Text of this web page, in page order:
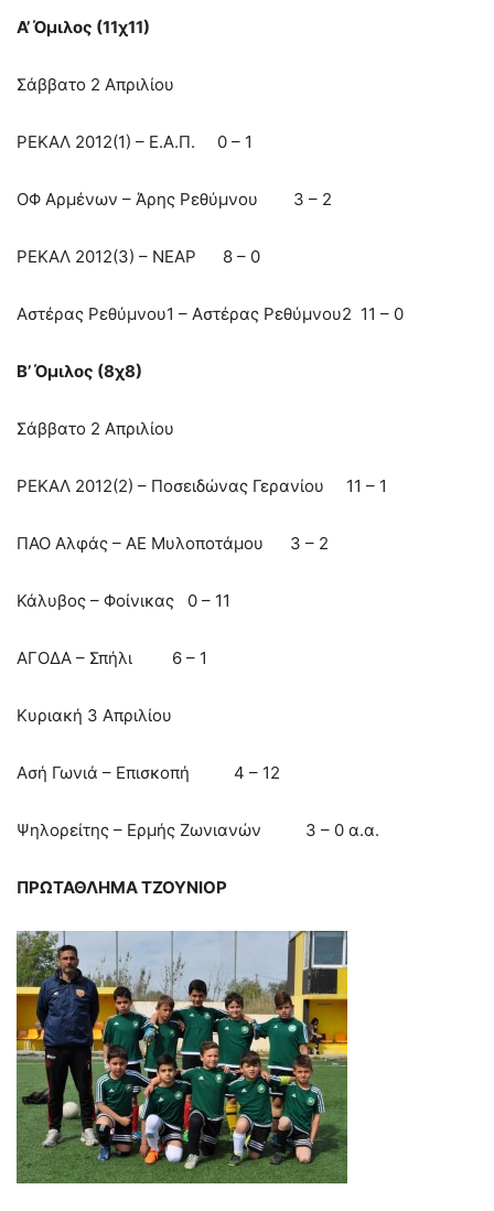
Α’ Όμιλος (11χ11)
Σάββατο 2 Απριλίου
ΡΕΚΑΛ 2012(1) – Ε.Α.Π. 0 – 1
ΟΦ Αρμένων – Άρης Ρεθύμνου 3 – 2
ΡΕΚΑΛ 2012(3) – ΝΕΑΡ 8 – 0
Αστέρας Ρεθύμνου1 – Αστέρας Ρεθύμνου2 11 – 0
Β’ Όμιλος (8χ8)
Σάββατο 2 Απριλίου
ΡΕΚΑΛ 2012(2) – Ποσειδώνας Γερανίου 11 – 1
ΠΑΟ Αλφάς – ΑΕ Μυλοποτάμου 3 – 2
Κάλυβος – Φοίνικας 0 – 11
ΑΓΟΔΑ – Σπήλι 6 – 1
Κυριακή 3 Απριλίου
Ασή Γωνιά – Επισκοπή 4 – 12
Ψηλορείτης – Ερμής Ζωνιανών 3 – 0 α.α.
ΠΡΩΤΑΘΛΗΜΑ ΤΖΟΥΝΙΟΡ